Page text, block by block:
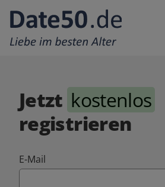
Jetzt kostenlos
registrieren
E-Mail